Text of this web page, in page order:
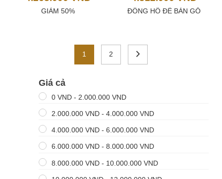
GIẢM 50% ĐỒNG HỒ ĐỂ BÀN GỖ
1 2
Giá cả
0 VND- 2.000.000 VND
2.000.000 VND- 4.000.000 VND
4.000.000 VND- 6.000.000 VND
6.000.000 VND- 8.000.000 VND
8.000.000 VND- 10.000.000 VND